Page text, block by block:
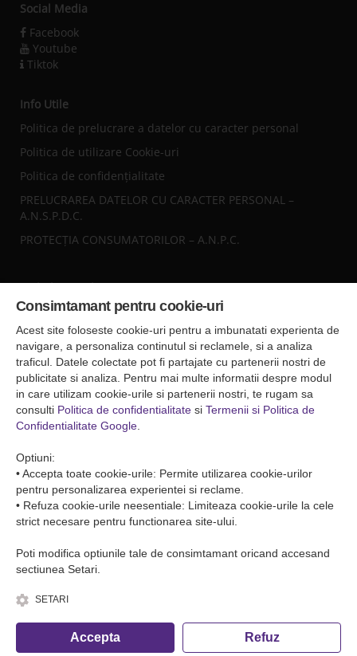
Fa o rezervare telefonica
Social Media
Facebook
Youtube
Tiktok
Info Utile
Politica de prelucrare a datelor cu caracter personal
Politica de utilizare Cookie-uri
Politica de confidențialitate
PRELUCRAREA DATELOR CU CARACTER PERSONAL –
A.N.S.P.D.C.
PROTECȚIA CONSUMATORILOR – A.N.P.C.
Sediul central
Falticeni ( Autogara Romfour )
str. Plutonier Ghiniţă nr.8, Fălticeni, judeţul Suceava
0040374557200
Condiții de Transport
Condițiile de transport colete
Condițiile de transport persone
© Copyright 2026 Romfour-Tur S.R.L. J22/2961/2018
Consimtamant pentru cookie-uri
Acest site foloseste cookie-uri pentru a imbunatati experienta de
navigare, a personaliza continutul si reclamele, si a analiza
traficul. Datele colectate pot fi partajate cu partenerii nostri de
publicitate si analiza. Pentru mai multe informatii despre modul
in care utilizam cookie-urile si partenerii nostri, te rugam sa
consulti Politica de confidentialitate si Termenii si Politica de
Confidentialitate Google
Optiuni:
• Accepta toate cookie-urile: Permite utilizarea cookie-urilor
pentru personalizarea experientei si reclame.
• Refuza cookie-urile neesentiale: Limiteaza cookie-urile la cele
strict necesare pentru functionarea site-ului.
Poti modifica optiunile tale de consimtamant oricand accesand
sectiunea Setari.
SETARI
Accepta Refuz